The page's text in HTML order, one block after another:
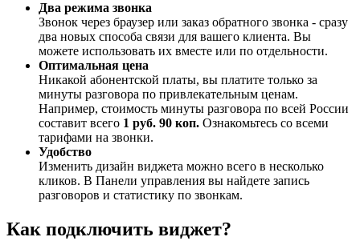
Два режима звонка
Звонок через браузер или заказ обратного звонка - сразу
два новых способа связи для вашего клиента. Вы
можете использовать их вместе или по отдельности.
Оптимальная цена
Никакой абонентской платы, вы платите только за
минуты разговора по привлекательным ценам.
Например, стоимость минуты разговора по всей России
составит всего 1 руб. 90 коп. Ознакомьтесь со всеми
тарифами на звонки.
Удобство
Изменить дизайн виджета можно всего в несколько
кликов. В Панели управления вы найдете запись
разговоров и статистику по звонкам.
Как подключить виджет?